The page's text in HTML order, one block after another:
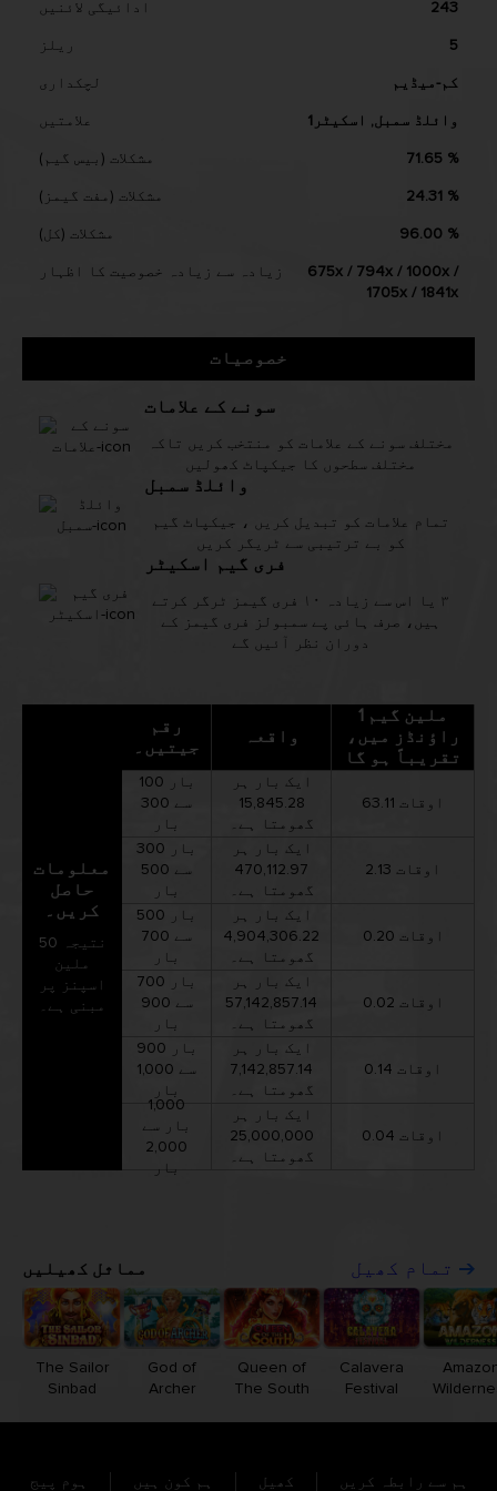
ادائیگی لائنیں 243
ریلز 5
لچکداری کم-میڈیم
علامتیں وائلڈ سمبل, اسکیٹر1
مشکلات (بیس گیم) 71.65 %
مشکلات (مفت گیمز) 24.31 %
مشکلات (کل) 96.00 %
زیادہ سے زیادہ خصوصیت کا اظہار
675x / 794x / 1000x /
1705x / 1841x
خصوصیات
سونے کے علامات
مختلف سونے کے علامات کو منتخب کریں تاکہ
مختلف سطحوں کا جیکپاٹ کھولیں
وائلڈ سمبل
تمام علامات کو تبدیل کریں ، جیکپاٹ گیم
کو بے ترتیبی سے ٹریگر کریں
فری گیم اسکیٹر
٣ يا اس سے زیادہ ١٠ فری گیمز ٹرگر کرتے
ہیں، صرف ہائی پے سمبولز فری گیمز کے
دوران نظر آئیں گے
معلومات
حاصل
کریں۔
نتیجہ 50
ملین
اسپنز پر
مبنی ہے۔
رقم
جیتیں۔
100 بار
سے 300
بار
300 بار
سے 500
بار
500 بار
سے 700
بار
700 بار
سے 900
بار
900 بار
سے 1,000
بار
1,000
بار سے
2,000
بار
واقعہ
ایک بار ہر
15,845.28
گھومتا ہے۔
ایک بار ہر
470,112.97
گھومتا ہے۔
ایک بار ہر
4,904,306.22
گھومتا ہے۔
ایک بار ہر
57,142,857.14
گھومتا ہے۔
ایک بار ہر
7,142,857.14
گھومتا ہے۔
ایک بار ہر
25,000,000
گھومتا ہے۔
1 ملین گیم
راؤنڈز میں،
تقریباً ہو گا
63.11 اوقات
2.13 اوقات
0.20 اوقات
0.02 اوقات
0.14 اوقات
0.04 اوقات
مماثل کھیلیں تمام کھیل
The Sailor
Sinbad
God of
Archer
Queen of
The South
Calavera
Festival
ہوم پیج ہم کون ہیں کھیل ہم سے رابطہ کریں